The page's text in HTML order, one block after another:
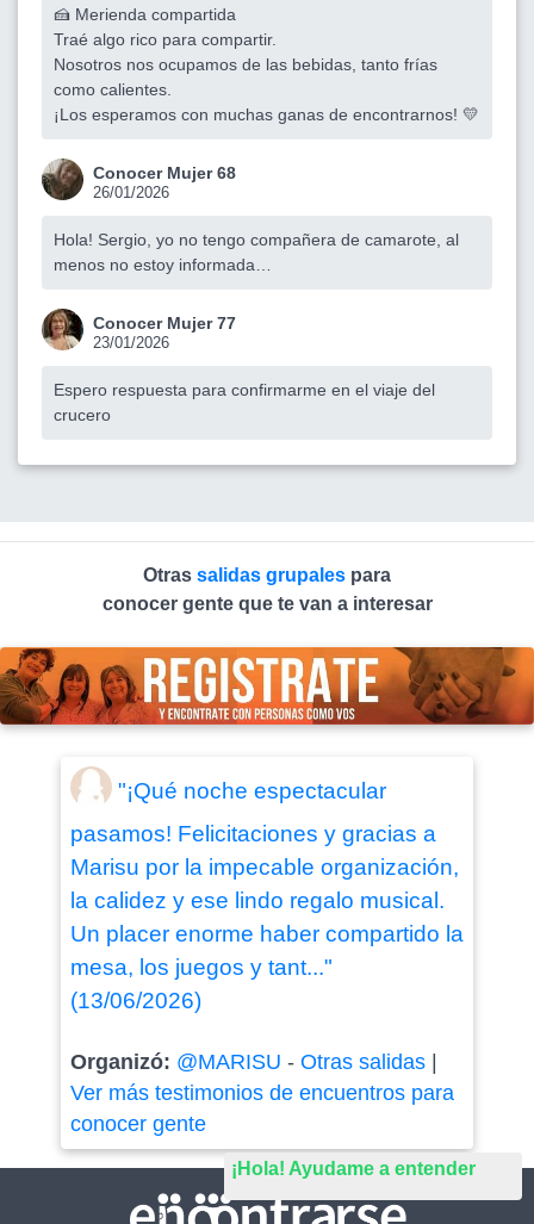
¡Hola! Ayudame a entender
🍰 Merienda compartida
Traé algo rico para compartir.
Nosotros nos ocupamos de las bebidas, tanto frías
como calientes.
¡Los esperamos con muchas ganas de encontrarnos! 💛
Conocer Mujer 68
26/01/2026
Hola! Sergio, yo no tengo compañera de camarote, al
menos no estoy informada…
Conocer Mujer 77
23/01/2026
Espero respuesta para confirmarme en el viaje del
crucero
Otras salidas grupales para
conocer gente que te van a interesar
"¡Qué noche espectacular
pasamos! Felicitaciones y gracias a
Marisu por la impecable organización,
la calidez y ese lindo regalo musical.
Un placer enorme haber compartido la
mesa, los juegos y tant..."
(13/06/2026)
Organizó: @MARISU - Otras salidas|
Ver más testimonios de encuentros para
conocer gente